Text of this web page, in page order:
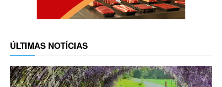
ÚLTIMAS NOTÍCIAS